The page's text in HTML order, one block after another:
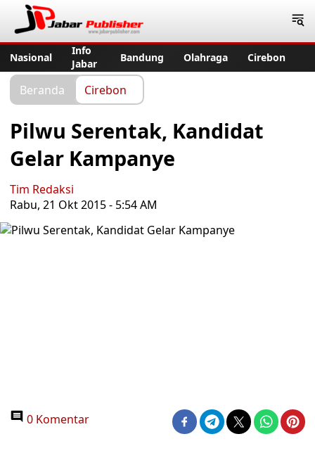
Nasional
Info
Jabar
Bandung Olahraga Cirebon
Beranda Cirebon
Pilwu Serentak, Kandidat
Gelar Kampanye
Tim Redaksi
Rabu, 21 Okt 2015 - 5:54 AM
0 Komentar